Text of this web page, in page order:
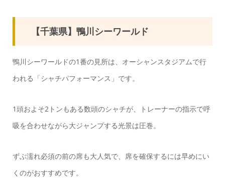
【千葉県】鴨川シーワールド
鴨川シーワールドの1番の見所は、オーシャンスタジアムで行
われる「シャチパフォーマンス」です。
1頭およそ2トンもある数頭のシャチが、トレーナーの指示で呼
吸を合わせながら大ジャンプする光景は圧巻。
ずぶ濡れ必須の前の席も大人気で、席を確保するには早めにい
くのがおすすめです。